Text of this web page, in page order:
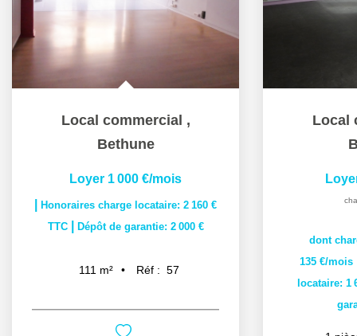
Local commercial ,
Bethune
Loyer 1 000 €/mois
Honoraires charge locataire: 2 160 €
TTC
Dépôt de garantie: 2 000 €
111 m² Réf : 57
Local
dont
135 €/mois
locataire: 1